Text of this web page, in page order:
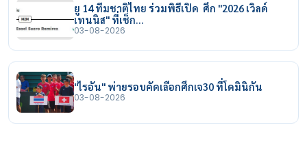
ยู 14 ทีมชาติไทย ร่วมพิธีเปิด ศึก "2026 เวิลด์
เทนนิส" ที่เช็ก…
03-08-2026
"ไรอัน" พ่ายรอบคัดเลือกศึกเจ30 ที่โดมินิกัน
03-08-2026